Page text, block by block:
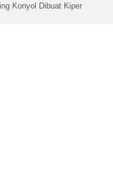
Konyol Dibuat Kiper